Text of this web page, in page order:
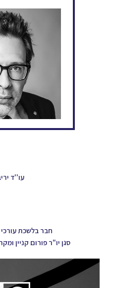
עו''ד
חבר בלשכת עורכי
סגן יו"ר פורום קניין